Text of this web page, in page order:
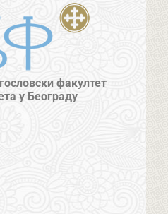
факултет
у Београду